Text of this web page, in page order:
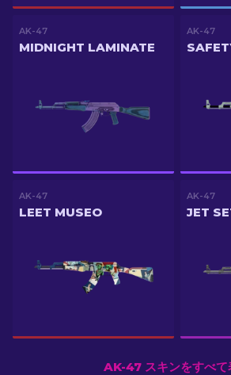
AK-47
MIDNIGHT LAMINATE
AK-47
AK-47
LEET MUSEO
AK-47
JET
AK-47 スキンをすべて